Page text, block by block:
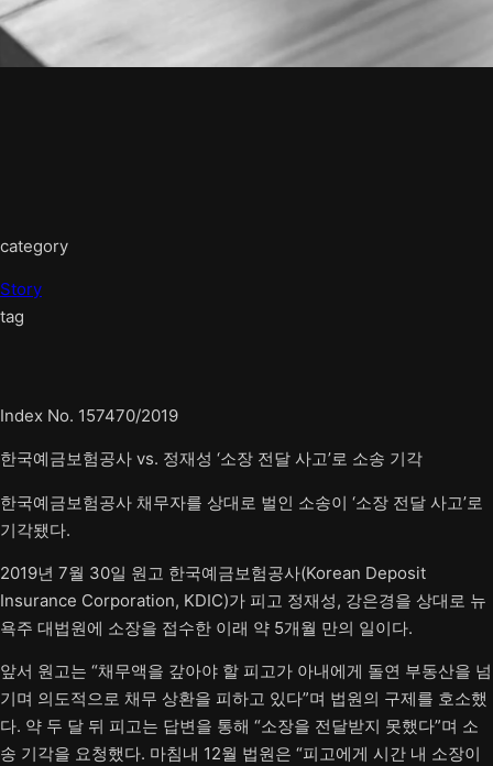
category
Story
tag
Index No. 157470/2019
한국예금보험공사 vs. 정재성 ‘소장 전달 사고’로 소송 기각
한국예금보험공사 채무자를 상대로 벌인 소송이 ‘소장 전달 사고’로
기각됐다.
2019년 7월 30일 원고 한국예금보험공사(Korean Deposit
Insurance Corporation, KDIC)가 피고 정재성, 강은경을 상대로 뉴
욕주 대법원에 소장을 접수한 이래 약 5개월 만의 일이다.
앞서 원고는 “채무액을 갚아야 할 피고가 아내에게 돌연 부동산을 넘
기며 의도적으로 채무 상환을 피하고 있다”며 법원의 구제를 호소했
다. 약 두 달 뒤 피고는 답변을 통해 “소장을 전달받지 못했다”며 소
송 기각을 요청했다. 마침내 12월 법원은 “피고에게 시간 내 소장이